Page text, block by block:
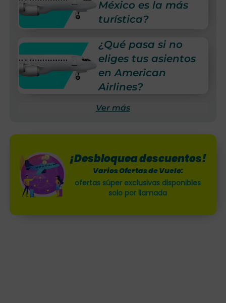
México es la más
turística?
¿Qué pasa si no
eliges tus asientos
en American
Airlines?
Ver más
¡Desbloquea descuentos!
Varios Ofertas de Vuelo:
ofertas súper exclusivas disponibles
solo por llamada